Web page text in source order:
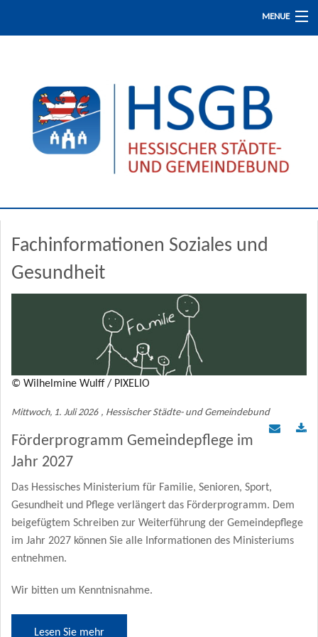
MENUE
Presse / Aktuelles
Der HSGB
KOMMUNAL Beratung
Fachinformationen Soziales und
Gesundheit
© Wilhelmine Wulff / PIXELIO
Mittwoch, 1. Juli 2026 , Hessischer Städte- und Gemeindebund
Förderprogramm Gemeindepflege im
Jahr 2027
Das Hessisches Ministerium für Familie, Senioren, Sport,
Gesundheit und Pflege verlängert das Förderprogramm. Dem
beigefügtem Schreiben zur Weiterführung der Gemeindepflege
im Jahr 2027 können Sie alle Informationen des Ministeriums
entnehmen.
Wir bitten um Kenntnisnahme.
Lesen Sie mehr